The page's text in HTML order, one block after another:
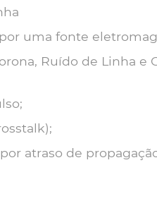
uma fonte
Ruído de Linha e
atraso de